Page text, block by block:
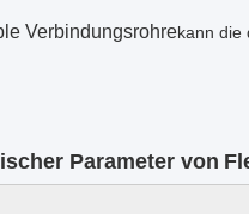
Verbindungsrohrekann die
Parameter von